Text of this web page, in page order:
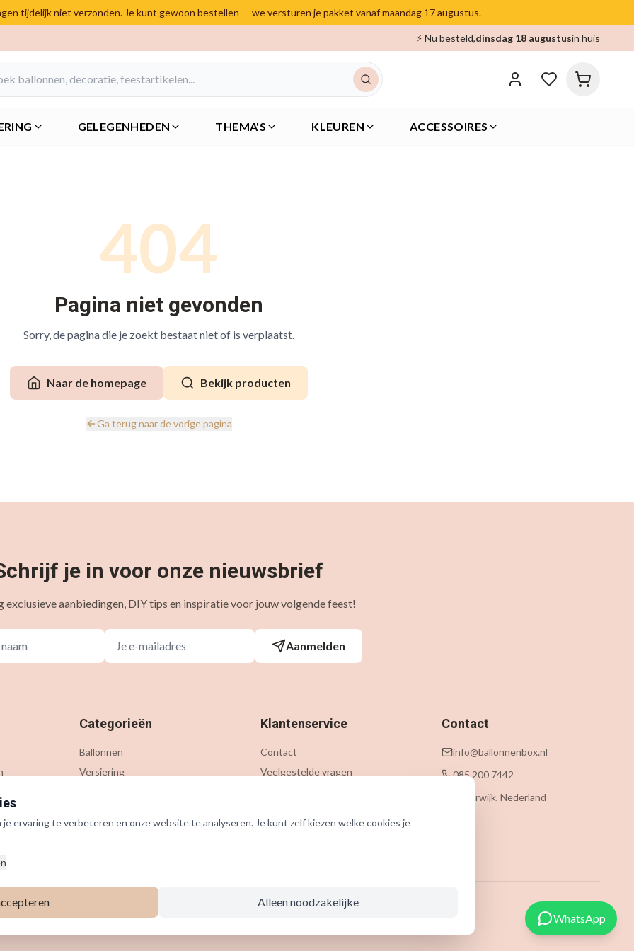
tijdelijk niet verzonden. Je kunt gewoon bestellen — we versturen je pakket vanaf maandag 17 augustus.
⚡ Nu besteld,dinsdag 18 augustusin huis
GELEGENHEDEN THEMA'S KLEUREN ACCESSOIRES
404
Pagina niet gevonden
Sorry, de pagina die je zoekt bestaat niet of is verplaatst.
Naar de homepage Bekijk producten
Ga terug naar de vorige pagina
je in voor onze nieuwsbrief
exclusieve aanbiedingen, DIY tips en inspiratie voor jouw volgende feest!
Aanmelden
Categorieën
Ballonnen
Versiering
Klantenservice
Contact
Veelgestelde vragen
Contact
info@ballonnenbox.nl
085 200 7442
Beverwijk, Nederland
Ballonnenbox. Alle rechten voorbehouden.
WhatsApp
ervaring te verbeteren en onze website te analyseren. Je kunt zelf kiezen welke cookies je
Alleen noodzakelijke